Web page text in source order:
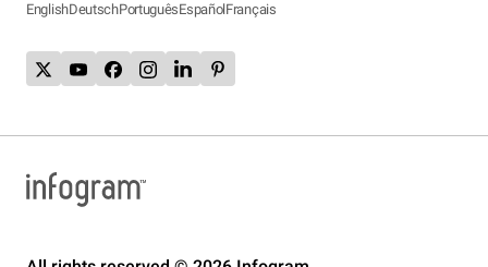
EnglishDeutschPortuguêsEspañolFrançais